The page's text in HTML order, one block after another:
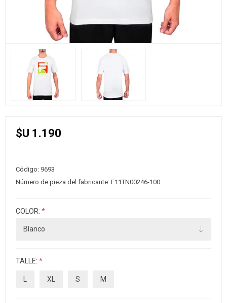
$U 1.190
Código: 9693
Número de pieza del fabricante: F11TN00246-100
COLOR: *
TALLE: *
L XL S M